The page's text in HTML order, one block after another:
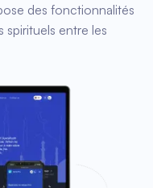
des fonctionnalités
spirituels entre les